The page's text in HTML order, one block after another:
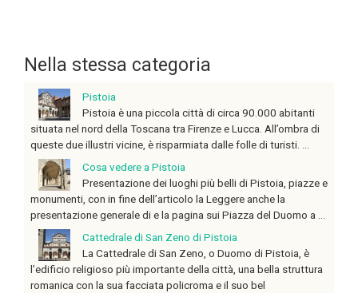
Nella stessa categoria
Pistoia
Pistoia è una piccola città di circa 90.000 abitanti
situata nel nord della Toscana tra Firenze e Lucca. All’ombra di
queste due illustri vicine, è risparmiata dalle folle di turisti. ...
Cosa vedere a Pistoia
Presentazione dei luoghi più belli di Pistoia, piazze e
monumenti, con in fine dell’articolo la Leggere anche la
presentazione generale di e la pagina sui Piazza del Duomo a ...
Cattedrale di San Zeno di Pistoia
La Cattedrale di San Zeno, o Duomo di Pistoia, è
l’edificio religioso più importante della città, una bella struttura
romanica con la sua facciata policroma e il suo bel